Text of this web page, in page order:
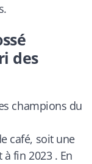
des
champions du
café, soit une
fin 2023 . En